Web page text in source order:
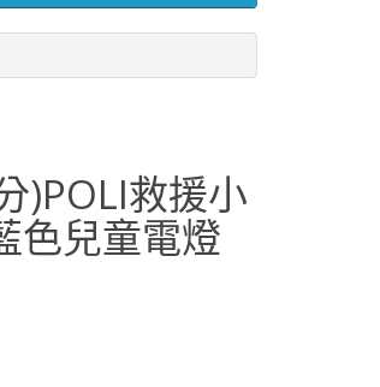
)POLI救援小
色兒童電燈